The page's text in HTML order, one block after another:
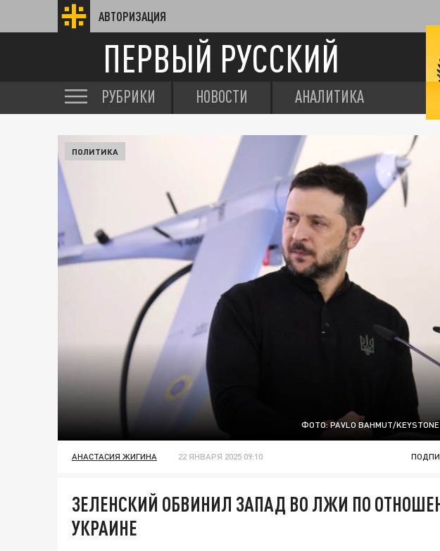
АВТОРИЗАЦИЯ
ПЕРВЫЙ РУССКИЙ
РУБРИКИ НОВОСТИ АНАЛИТИКА
ФОТО: PAVLO BAHMUT/KEYSTONE
ПОЛИТИКА
АНАСТАСИЯ ЖИГИНА 22 ЯНВАРЯ 2025 09:10
ЗЕЛЕНСКИЙ ОБВИНИЛ ЗАПАД ВО ЛЖИ ПО
УКРАИНЕ